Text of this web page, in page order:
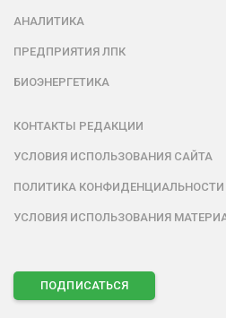
АНАЛИТИКА
ПРЕДПРИЯТИЯ ЛПК
БИОЭНЕРГЕТИКА
КОНТАКТЫ РЕДАКЦИИ
УСЛОВИЯ ИСПОЛЬЗОВАНИЯ САЙТА
ПОЛИТИКА КОНФИДЕНЦИАЛЬНОСТИ
УСЛОВИЯ ИСПОЛЬЗОВАНИЯ
ПОДПИСАТЬСЯ